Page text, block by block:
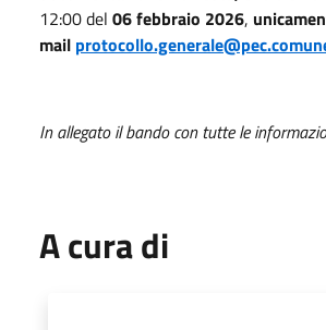
12:00 del 06febbraio 2026,
mail
In allegato il bando con tutte le
A cura di